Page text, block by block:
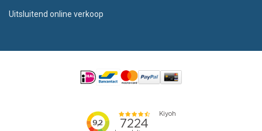
Uitsluitend online verkoop